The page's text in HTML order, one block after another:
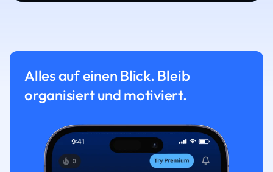
Alles auf einen Blick. Bleib
organisiert und motiviert.